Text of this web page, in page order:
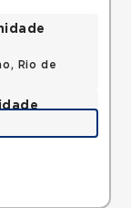
Rio de
Jardim Vinte